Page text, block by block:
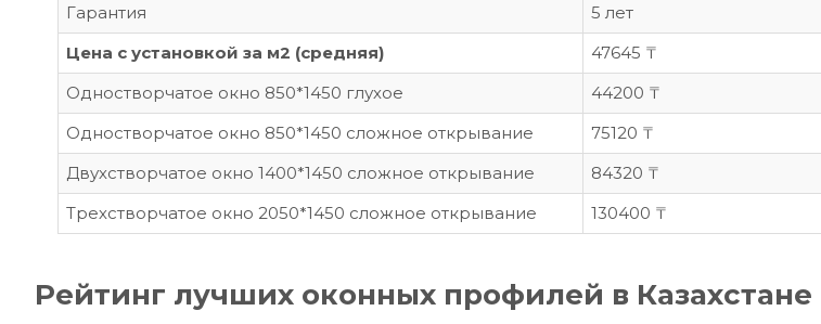
Гарантия
5 лет
Цена с установкой за м2 (средняя)
47645 ₸
Одностворчатое окно 850*1450 глухое
44200 ₸
Одностворчатое окно 850*1450 сложное открывание
75120 ₸
Двухстворчатое окно 1400*1450 сложное открывание
84320 ₸
Трехстворчатое окно 2050*1450 сложное открывание
130400 ₸
Рейтинг лучших оконных профилей в Казахстане